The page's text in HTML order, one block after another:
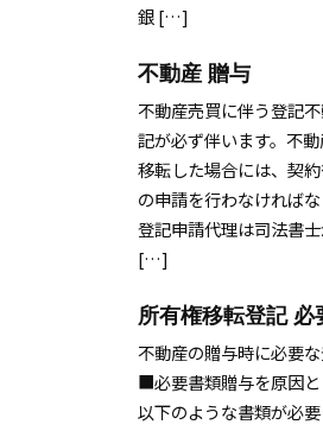
銀 […]
不動産 贈与
不動産売買に伴う登記
記が必ず伴います。不
移転した場合には、契
の申請を行わなければ
登記申請代理は司法書
[…]
所有権移転登記 必
不動産の贈与時に必要な
■必要書類贈与を原因
以下のような書類が必